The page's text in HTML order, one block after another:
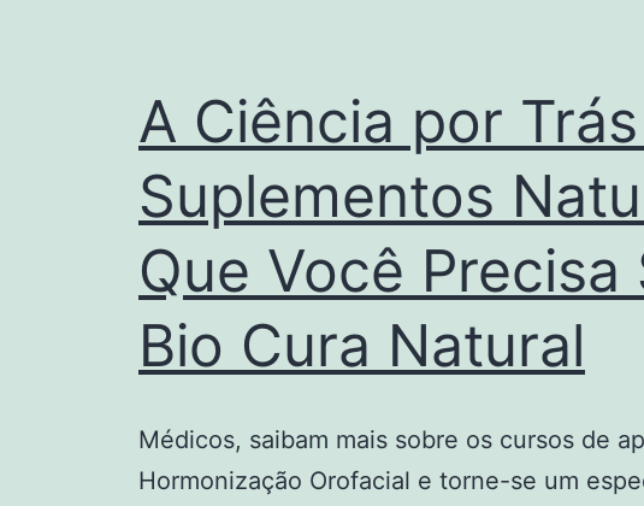
A Ciência por
Suplementos
Que Você Precisa
Bio Cura Natural
Médicos, saibam mais sobre os cursos de
Hormonização Orofacial e torne-se um